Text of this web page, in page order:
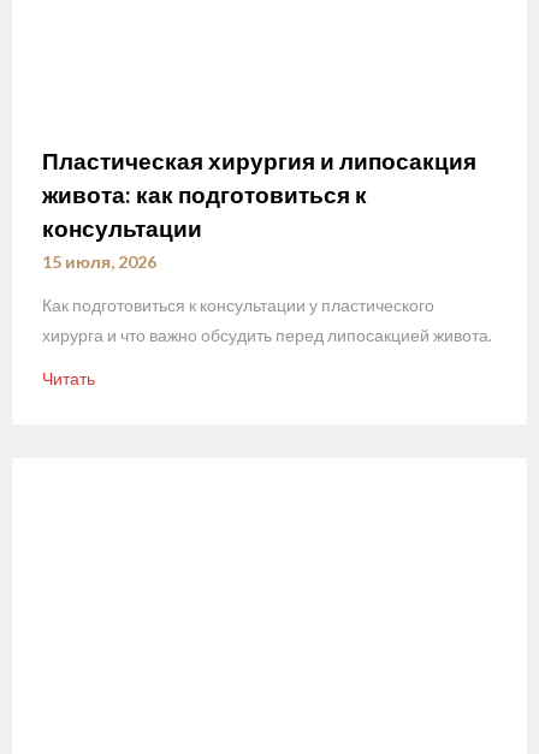
Пластическая хирургия и липосакция
живота: как подготовиться к
консультации
15 июля, 2026
Как подготовиться к консультации у пластического
хирурга и что важно обсудить перед липосакцией живота.
Читать